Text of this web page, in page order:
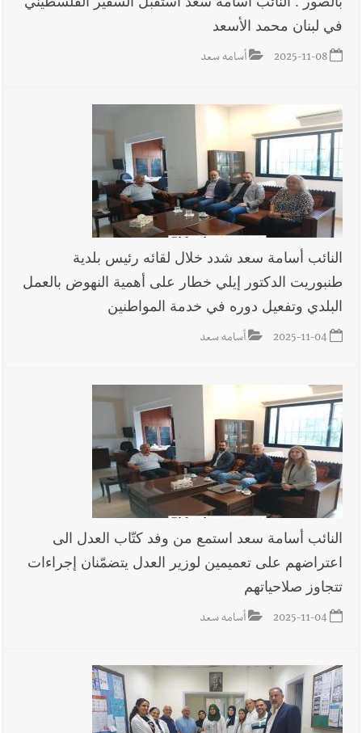
أخبار لبنان
خلفيات توقيف السفير الفلسطيني السابق أشرف دبور:
تداخل السياسة بالقضاء ولبنان قد يسلّمه إلى السلطة
حراك ديبلوماسي للتجديد لـ اليونيفيل .. مسؤول غربي
يُحذّر من الفراغ !
أخبار لبنان ليلة سقوط رياض سلامة... هل ننتظر الحقيقة؟
أخبار لبنان ثقوب في اقتراح قانون الإعلام
أخبار لبنان هكذا خبأت إسرائيل شيطان التفاصيل !
أخبار صيدا المهندس محمد السعودي يستقبل المختارين بعاصيري
والبيلاني
في لبنان محمد الأسعد
2025-11-08 أسامه سعد
النائب أسامة سعد شدد خلال لقائه رئيس بلدية
طنبوريت الدكتور إيلي خطار على أهمية النهوض بالعمل
البلدي وتفعيل دوره في خدمة المواطنين
2025-11-04 أسامه سعد
النائب أسامة سعد استمع من وفد كتّاب العدل الى
اعتراضهم على تعميمين لوزير العدل يتضمّنان إجراءات
تتجاوز صلاحياتهم
2025-11-04 أسامه سعد